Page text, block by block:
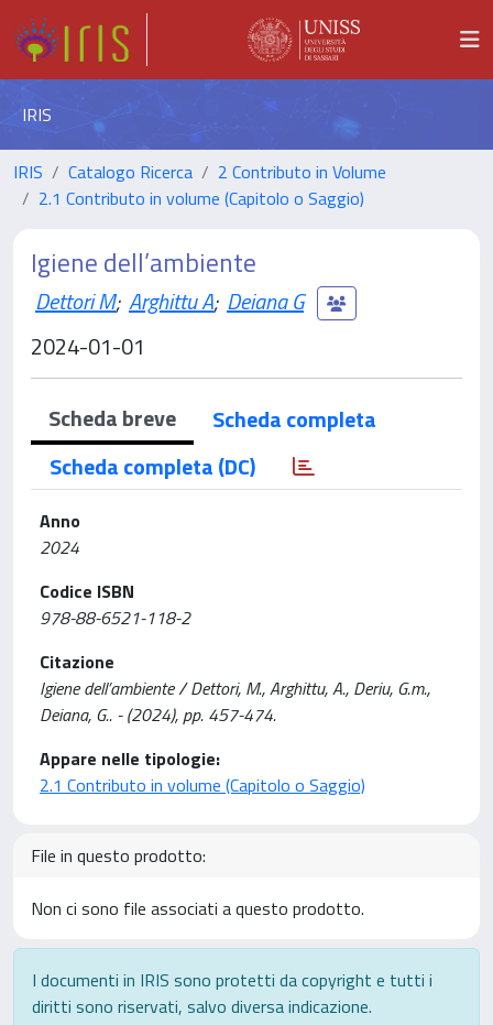
IRIS
IRIS Catalogo Ricerca
2 Contributo in Volume
2.1 Contributo in volume (Capitolo o Saggio)
Igiene dell’ambiente
Dettori M; Arghittu A; Deiana G
2024-01-01
Scheda breve
Scheda completa
Scheda completa (DC)
Anno
2024
Codice ISBN
978-88-6521-118-2
Citazione
Igiene dell’ambiente / Dettori, M., Arghittu, A., Deriu, G.m.,
Deiana, G.. - (2024), pp. 457-474.
Appare nelle tipologie:
2.1 Contributo in volume (Capitolo o Saggio)
File in questo prodotto:
Non ci sono file associati a questo prodotto.
I documenti in IRIS sono protetti da copyright e tutti i
diritti sono riservati, salvo diversa indicazione.